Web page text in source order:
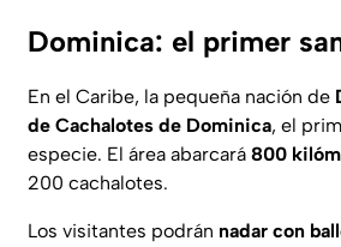
Dominica: el primer
En el Caribe, la pequeña nación de
de Cachalotes de Dominica, el
especie. El área abarcará 800
200 cachalotes.
Los visitantes podrán nadar con